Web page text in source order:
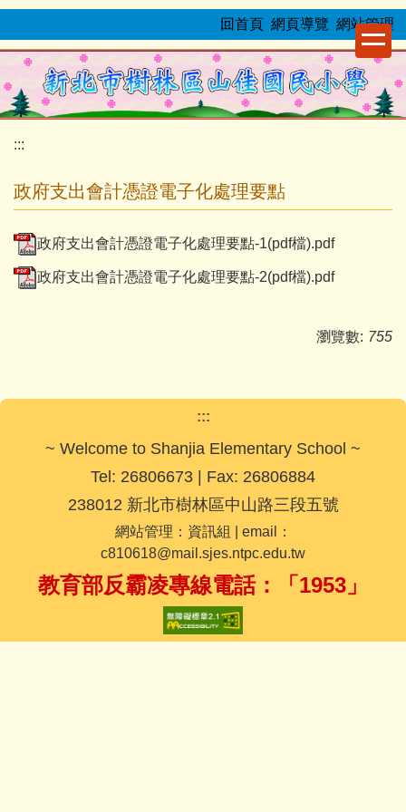
跳
要
內
容
區
:::
回首頁 網頁導覽 網站管理
:::
政府支出會計憑證電子化處理要點
政府支出會計憑證電子化處理要點-1(pdf檔).pdf
政府支出會計憑證電子化處理要點-2(pdf檔).pdf
瀏覽數: 755
:::
~ Welcome to Shanjia Elementary School ~
Tel: 26806673 | Fax: 26806884
238012 新北市樹林區中山路三段五號
網站管理：資訊組 | email：
c810618@mail.sjes.ntpc.edu.tw
教育部反霸凌專線電話：「1953」